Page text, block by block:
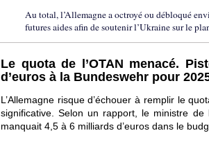
Au total, l’Allemagne a octroyé ou débloqué
futures aides afin de soutenir l’Ukraine sur le
Le quota de l’OTAN menacé.
d’euros à la Bundeswehr pour
L’Allemagne risque d’échouer à remplir le
significative. Selon un rapport, le ministre de
manquait 4,5 à 6 milliards d’euros dans le